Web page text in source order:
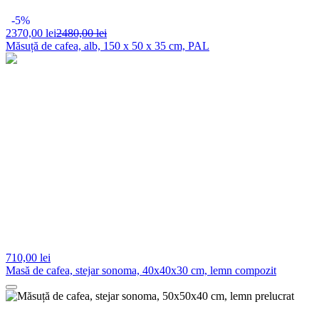
-5%
2370,00 lei2480,00 lei
Măsuță de cafea, alb, 150 x 50 x 35 cm, PAL
710,00 lei
Masă de cafea, stejar sonoma, 40x40x30 cm, lemn compozit